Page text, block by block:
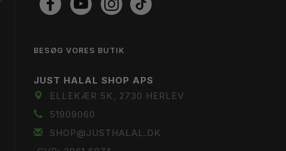
BESØG VORES BUTIK
JUST HALAL SHOP APS
ELLEKÆR 5K, 2730 HERLEV
51909060
SHOP@JUSTHALAL.DK